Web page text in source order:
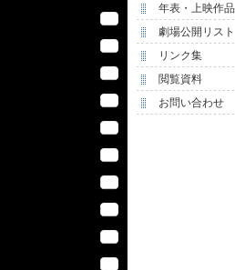
年表・上映作品
劇場公開リスト
リンク集
閲覧資料
お問い合わせ